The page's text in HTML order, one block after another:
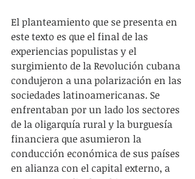
El planteamiento que se presenta en
este texto es que el final de las
experiencias populistas y el
surgimiento de la Revolución cubana
condujeron a una polarización en las
sociedades latinoamericanas. Se
enfrentaban por un lado los sectores
de la oligarquía rural y la burguesía
financiera que asumieron la
conducción económica de sus países
en alianza con el capital externo, a